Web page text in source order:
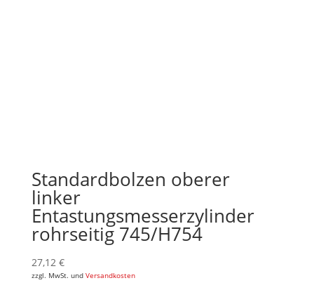
Standardbolzen oberer
linker
Entastungsmesserzylinder
rohrseitig 745/H754
27,12 €
zzgl. MwSt. und Versandkosten